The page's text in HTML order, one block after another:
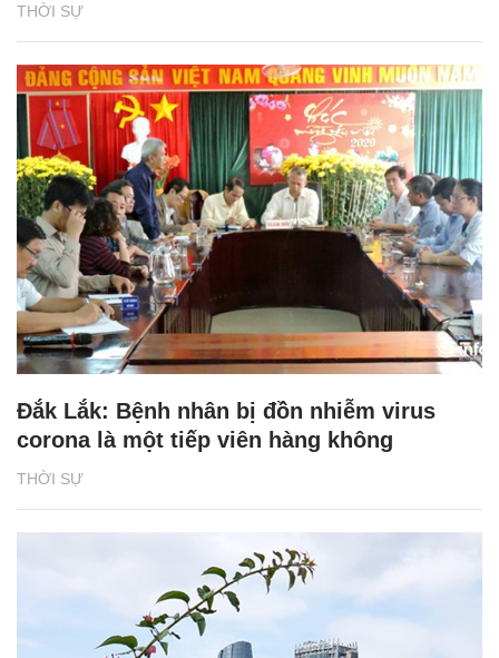
THỜI SỰ
THỜI SỰ
Đắk Lắk: Bệnh nhân bị đồn nhiễm virus
corona là một tiếp viên hàng không